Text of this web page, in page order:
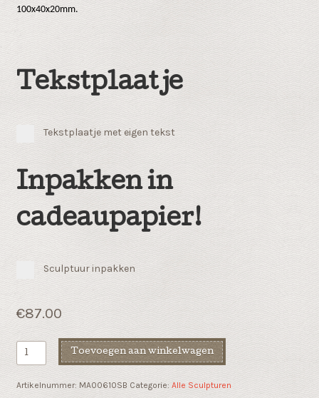
100x40x20mm.
Tekstplaatje
Tekstplaatje met eigen tekst
Inpakken in
cadeaupapier!
Sculptuur inpakken
€87.00
Liefdesbeeld
"Partners"
Toevoegen aan winkelwagen
Artikelnummer: MA00610SB Categorie: Alle Sculpturen